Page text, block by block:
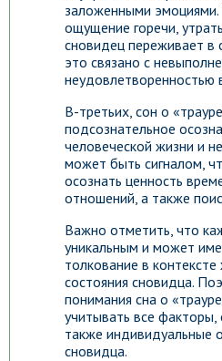
заложенными
ощущение горечи,
сновидец переживает
это связано с
неудовлетворенностью
В-третьих, сон о
подсознательное
человеческой жизни и
может быть сигналом,
осознать ценность
отношений, а также
Важно отметить, что
уникальным и может
толкование в
состояния сновидца.
понимания сна о
учитывать все
также индивидуальные
сновидца.